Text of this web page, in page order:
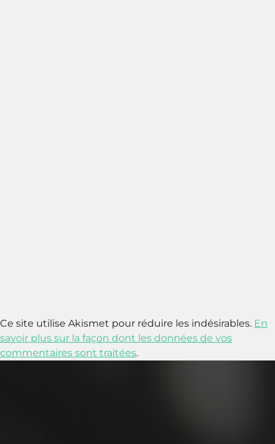
Ce site utilise Akismet pour réduire les indésirables. En
savoir plus sur la façon dont les données de vos
commentaires sont traitées.